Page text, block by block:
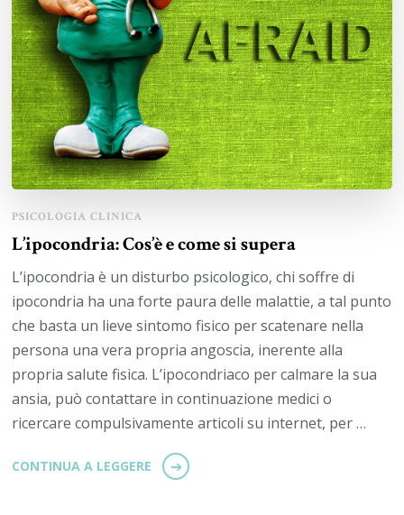
PSICOLOGIA CLINICA
L’ipocondria: Cos’è e come si supera
L’ipocondria è un disturbo psicologico, chi soffre di
ipocondria ha una forte paura delle malattie, a tal punto
che basta un lieve sintomo fisico per scatenare nella
persona una vera propria angoscia, inerente alla
propria salute fisica. L’ipocondriaco per calmare la sua
ansia, può contattare in continuazione medici o
ricercare compulsivamente articoli su internet, per …
CONTINUA A LEGGERE